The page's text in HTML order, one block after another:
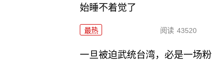
始睡不着觉了
最热 阅读 43520
一旦被迫武统台湾，必是一场粉